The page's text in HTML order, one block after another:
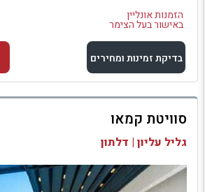
הזמנות אונליין
באישור בעל הצימר
בדיקת זמינות ומחירים
למתחם זה
בדיקת זמינות ומחירים
סוויטת קמאו
גליל עליון | דלתון